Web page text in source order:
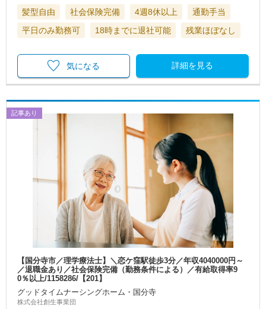
髪型自由 社会保険完備 4週8休以上
通勤手当
平日のみ勤務可
18時までに退社可能 残業ほぼなし
詳細を見る
気になる
記事あり
【国分寺市／理学療法士】＼恋ケ窪駅徒歩3分／年収4040000円～
／退職金あり／社会保険完備（勤務条件による）／有給取得率9
0％以上/1158286/【201】
グッドタイムナーシングホーム・国分寺
株式会社創生事業団